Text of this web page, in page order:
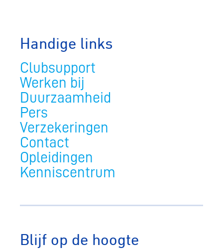
Handige links
Clubsupport
Werken bij
Duurzaamheid
Pers
Verzekeringen
Contact
Opleidingen
Kenniscentrum
Blijf op de hoogte